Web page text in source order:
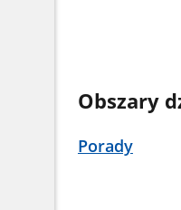
Obszary
Porady